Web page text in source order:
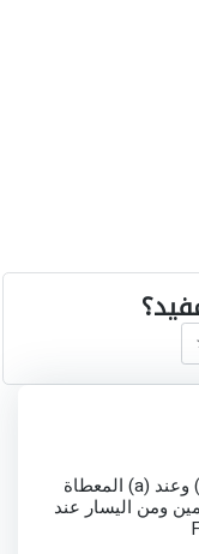
احسب نهاية التابع عند (+∞) وعند (-∞) وعند (a) المعطاة
ومن اليسار عند